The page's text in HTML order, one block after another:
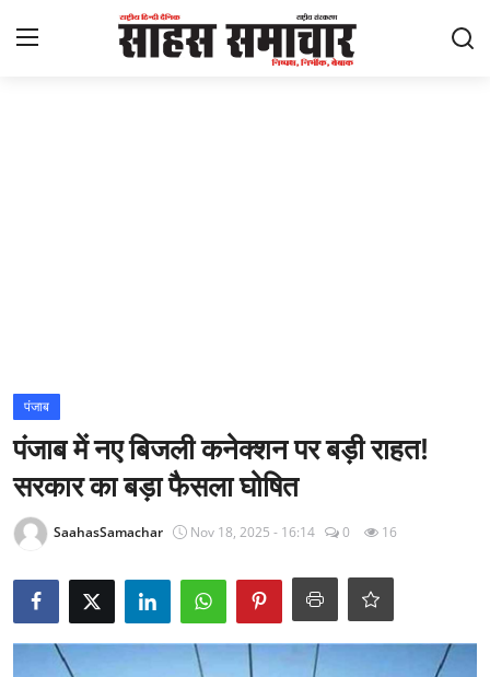
राज्य
अंतराष्ट्रीय
Epaper
पंजाब
पंजाब में नए बिजली कनेक्शन पर बड़ी राहत!
सरकार का बड़ा फैसला घोषित
SaahasSamachar Nov 18, 2025 - 16:14 0 16